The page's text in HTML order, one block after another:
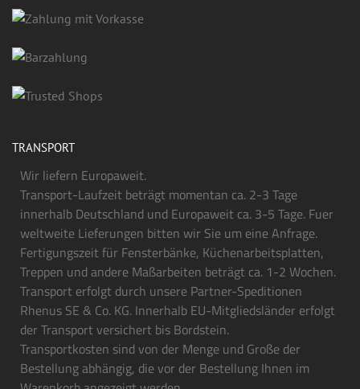
TRANSPORT
Wir liefern Europaweit.
Transport-Laufzeit beträgt momentan ca. 2-3 Tage
innerhalb Deutschland und Europaweit ca. 3-5 Tage. Fuer
weltweite Lieferungen bitten wir Sie um eine Anfrage.
Fertigungszeit für Fensterbänke, Küchenarbeitsplatten,
Treppen und andere Maßarbeiten beträgt ca. 1-2 Wochen.
Transport erfolgt durch unsere Partner-Speditionen
Rhenus SE & Co. KG. Innerhalb EU-Mitgliedsländer erfolgt
der Transport versichert bis Bordstein.
Transportkosten sind von der Menge und Große der
Bestellung abhängig, die vor der Bestellung Ihnen im